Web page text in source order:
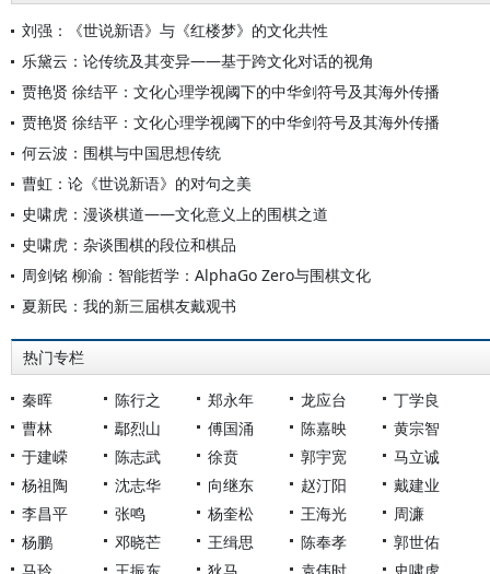
刘强：《世说新语》与《红楼梦》的文化共性
乐黛云：论传统及其变异——基于跨文化对话的视角
贾艳贤 徐结平：文化心理学视阈下的中华剑符号及其海外传播
贾艳贤 徐结平：文化心理学视阈下的中华剑符号及其海外传播
何云波：围棋与中国思想传统
曹虹：论《世说新语》的对句之美
史啸虎：漫谈棋道——文化意义上的围棋之道
史啸虎：杂谈围棋的段位和棋品
周剑铭 柳渝：智能哲学：AlphaGo Zero与围棋文化
夏新民：我的新三届棋友戴观书
热门专栏
秦晖 陈行之 郑永年 龙应台
丁学良
曹林
鄢烈山 傅国涌 陈嘉映
黄宗智
于建嵘
陈志武 徐贲 郭宇宽
马立诚
杨祖陶
沈志华 向继东 赵汀阳
戴建业
李昌平
张鸣 杨奎松 王海光
周濂
杨鹏
邓晓芒 王缉思 陈奉孝
郭世佑